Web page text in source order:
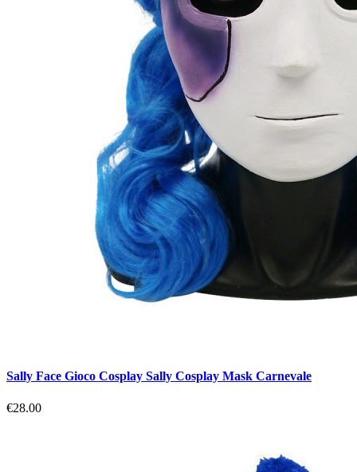
Sally Face Gioco Cosplay Sally Cosplay Mask Carnevale
€28.00